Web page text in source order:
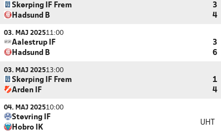
Skørping IF Frem
3
Hadsund B
4
03. MAJ 202511:00
Aalestrup IF
3
Hadsund B
6
03. MAJ 202513:00
Skørping IF Frem
1
Arden IF
4
04. MAJ 202510:00
Støvring IF
Hobro IK
UHT